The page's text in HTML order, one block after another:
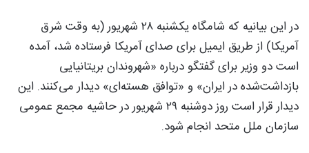
در این بیانیه که شامگاه یکشنبه ۲۸ شهریور (به وقت شرق
آمریکا) از طریق ایمیل برای صدای آمریکا فرستاده شد، آمده
است دو وزیر برای گفتگو درباره «شهروندان بریتانیایی
بازداشت‌شده در ایران» و «توافق هسته‌ای» دیدار می‌کنند. این
دیدار قرار است روز دوشنبه ۲۹ شهریور در حاشیه مجمع عمومی
سازمان ملل متحد انجام شود.